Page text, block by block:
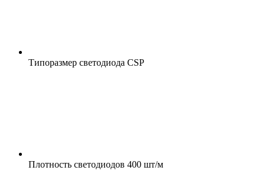
Типоразмер светодиода CSP
Плотность светодиодов 400 шт/м